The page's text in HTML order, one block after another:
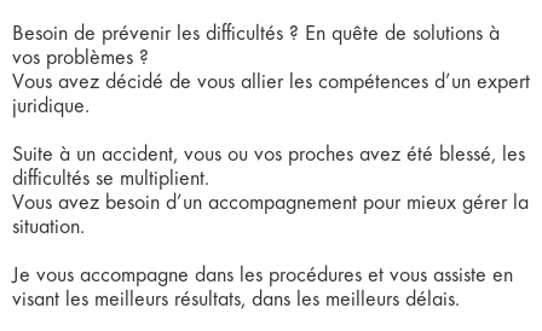
Besoin de prévenir les difficultés ? En quête de solutions à
vos problèmes ?
Vous avez décidé de vous allier les compétences d’un expert
juridique.
Suite à un accident, vous ou vos proches avez été blessé, les
difficultés se multiplient.
Vous avez besoin d’un accompagnement pour mieux gérer la
situation.
Je vous accompagne dans les procédures et vous assiste en
visant les meilleurs résultats, dans les meilleurs délais.